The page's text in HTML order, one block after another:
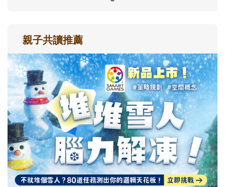
親子共讀推薦
最新活動